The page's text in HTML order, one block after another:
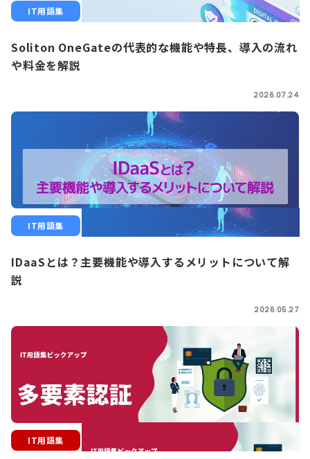
IT用語集
Soliton OneGateの代表的な機能や特長、導入の流れ
や料金を解説
2026.07.24
IT用語集
IDaaSとは？主要機能や導入するメリットについて解
説
2026.05.27
IT用語集